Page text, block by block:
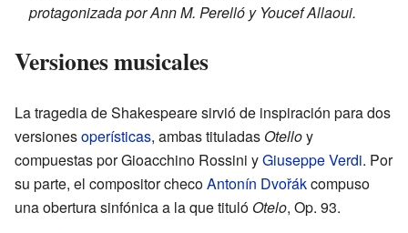
protagonizada por Ann M. Perelló y Youcef Allaoui.
Versiones musicales
La tragedia de Shakespeare sirvió de inspiración para dos
versionesoperísticas, ambas tituladas Otelloy
compuestas por Gioacchino Rossini yGiuseppe Verdi. Por
su parte, el compositor checoAntonín Dvořákcompuso
una obertura sinfónica a la que tituló Otelo, Op. 93.